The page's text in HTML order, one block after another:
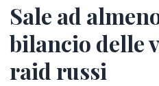
Sale ad
bilancio delle
raid russi